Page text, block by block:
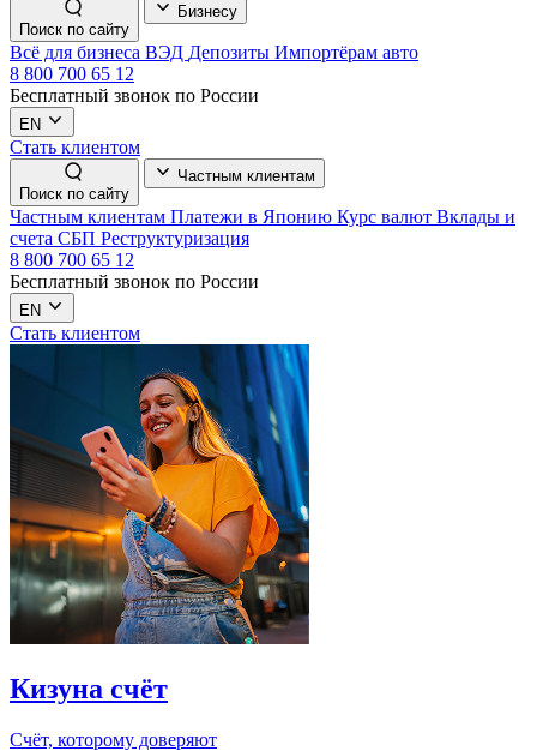
Поиск по сайту
Бизнесу
Всё для бизнеса ВЭД Депозиты Импортёрам авто
8 800 700 65 12
Бесплатный звонок по России
EN
Стать клиентом
Поиск по сайту
Частным клиентам
Частным клиентам Платежи в Японию Курс валют Вклады и
счета СБП Реструктуризация
8 800 700 65 12
Бесплатный звонок по России
EN
Стать клиентом
Кизуна счёт
Счёт, которому доверяют